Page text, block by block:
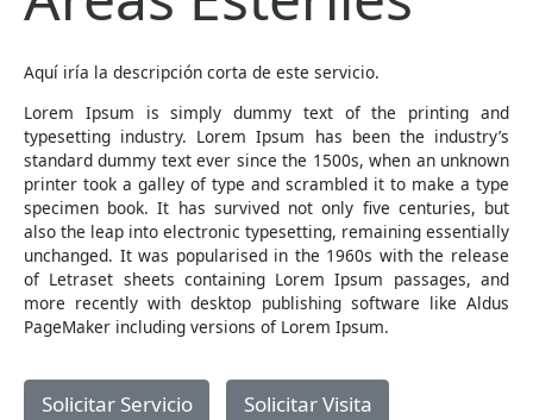
Aquí iría la descripción corta de este servicio.
Lorem Ipsum is simply dummy text of the printing and
typesetting industry. Lorem Ipsum has been the industry’s
standard dummy text ever since the 1500s, when an unknown
printer took a galley of type and scrambled it to make a type
specimen book. It has survived not only five centuries, but
also the leap into electronic typesetting, remaining essentially
unchanged. It was popularised in the 1960s with the release
of Letraset sheets containing Lorem Ipsum passages, and
more recently with desktop publishing software like Aldus
PageMaker including versions of Lorem Ipsum.
Solicitar Servicio Solicitar Visita